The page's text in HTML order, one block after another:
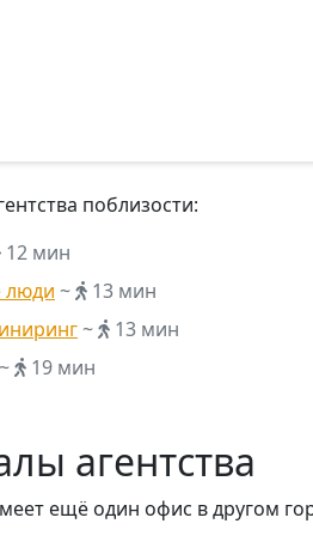
поблизости:
12 мин
люди ~
13 мин
~
13 мин
~ 19 мин
агентства
ещё один офис в другом